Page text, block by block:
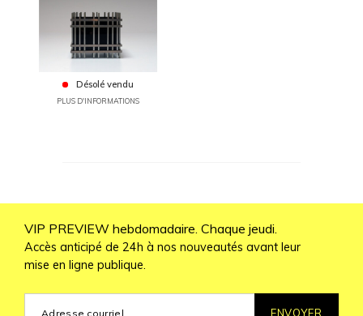
Désolé vendu
PLUS D'INFORMATIONS
VIP PREVIEW hebdomadaire. Chaque jeudi.
Accès anticipé de 24h à nos nouveautés avant leur
mise en ligne publique.
ENVOYER